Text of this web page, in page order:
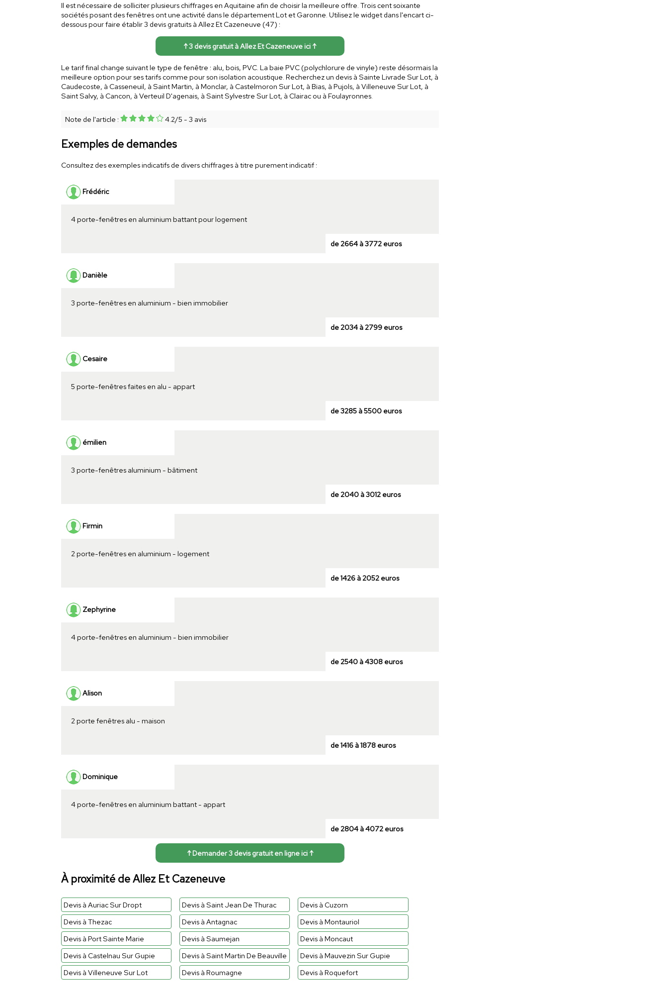
Il est nécessaire de solliciter plusieurs chiffrages en Aquitaine afin de choisir la meilleure offre. Trois cent soixante
sociétés posant des fenêtres ont une activité dans le département Lot et Garonne. Utilisez le widget dans l'encart ci-
dessous pour faire établir 3 devis gratuits à Allez Et Cazeneuve (47) :
↑ 3 devis gratuit à Allez Et Cazeneuve ici ↑
Le tarif final change suivant le type de fenêtre : alu, bois, PVC. La baie PVC (polychlorure de vinyle) reste désormais la
meilleure option pour ses tarifs comme pour son isolation acoustique. Recherchez un devis à Sainte Livrade Sur Lot, à
Caudecoste, à Casseneuil, à Saint Martin, à Monclar, à Castelmoron Sur Lot, à Bias, à Pujols, à Villeneuve Sur Lot, à
Saint Salvy, à Cancon, à Verteuil D'agenais, à Saint Sylvestre Sur Lot, à Clairac ou à Foulayronnes.
Note de l'article : 4.2/5 - 3 avis
Exemples de demandes
Consultez des exemples indicatifs de divers chiffrages à titre purement indicatif :
Frédéric
4 porte-fenêtres en aluminium battant pour logement
de 2664 à 3772 euros
Danièle
3 porte-fenêtres en aluminium - bien immobilier
de 2034 à 2799 euros
Cesaire
5 porte-fenêtres faites en alu - appart
de 3285 à 5500 euros
émilien
3 porte-fenêtres aluminium - bâtiment
de 2040 à 3012 euros
Firmin
2 porte-fenêtres en aluminium - logement
de 1426 à 2052 euros
Zephyrine
4 porte-fenêtres en aluminium - bien immobilier
de 2540 à 4308 euros
Alison
2 porte fenêtres alu - maison
de 1416 à 1878 euros
Dominique
4 porte-fenêtres en aluminium battant - appart
de 2804 à 4072 euros
↑ Demander 3 devis gratuit en ligne ici ↑
À proximité de Allez Et Cazeneuve
Devis à Auriac Sur Dropt Devis à Saint Jean De Thurac
Devis à Cuzorn
Devis à Thezac
Devis à Antagnac
Devis à Montauriol
Devis à Port Sainte Marie
Devis à Saumejan
Devis à Moncaut
Devis à Castelnau Sur Gupie
Devis à Saint Martin De Beauville
Devis à Mauvezin Sur Gupie
Devis à Villeneuve Sur Lot
Devis à Roumagne Devis à Roquefort